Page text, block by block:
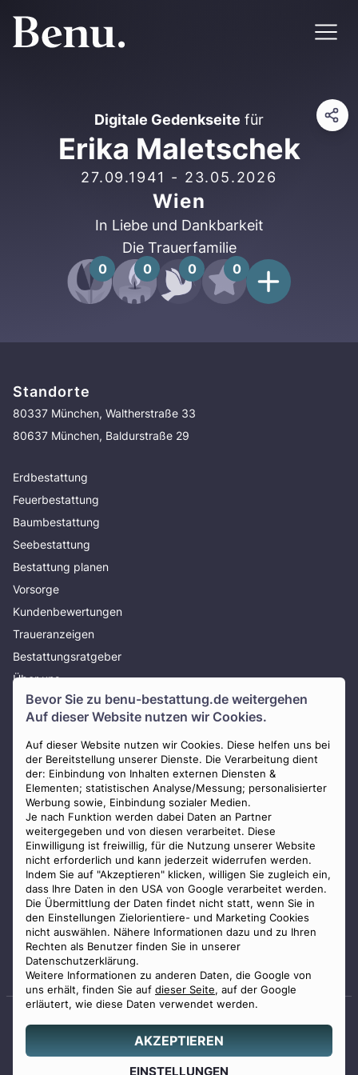
Bevor Sie zu benu-bestattung.de weitergehen
Auf dieser Website nutzen wir Cookies.
Auf dieser Website nutzen wir Cookies. Diese helfen uns bei
der Bereitstellung unserer Dienste. Die Verarbeitung dient
der: Einbindung von Inhalten externen Diensten &
Elementen; statistischen Analyse/Messung; personalisierter
Werbung sowie, Einbindung sozialer Medien.
Je nach Funktion werden dabei Daten an Partner
weitergegeben und von diesen verarbeitet. Diese
Einwilligung ist freiwillig, für die Nutzung unserer Website
nicht erforderlich und kann jederzeit widerrufen werden.
Indem Sie auf "Akzeptieren" klicken, willigen Sie zugleich ein,
dass Ihre Daten in den USA von Google verarbeitet werden.
Die Übermittlung der Daten findet nicht statt, wenn Sie in
den Einstellungen Zielorientiere- und Marketing Cookies
nicht auswählen. Nähere Informationen dazu und zu Ihren
Rechten als Benutzer finden Sie in unserer
Datenschutzerklärung.
Weitere Informationen zu anderen Daten, die Google von
uns erhält, finden Sie auf dieser Seite, auf der Google
erläutert, wie diese Daten verwendet werden.
AKZEPTIEREN
EINSTELLUNGEN
Digitale Gedenkseite für
Erika Maletschek
27.09.1941 - 23.05.2026
Wien
In Liebe und Dankbarkeit
Die Trauerfamilie
0 0 0 0
Standorte
80337 München, Waltherstraße 33
80637 München, Baldurstraße 29
Erdbestattung
Feuerbestattung
Baumbestattung
Seebestattung
Bestattung planen
Vorsorge
Kundenbewertungen
Traueranzeigen
Bestattungsratgeber
Über uns
Presse
AGB
Impressum
Datenschutz
Widerrufsbelehrung
Zahlungsmöglichkeiten
Mitglied im Bestatterverband Bayern
Staatlich geprüfter
© 2026 Benu GmbH. Alle Rechte vorbehalten.